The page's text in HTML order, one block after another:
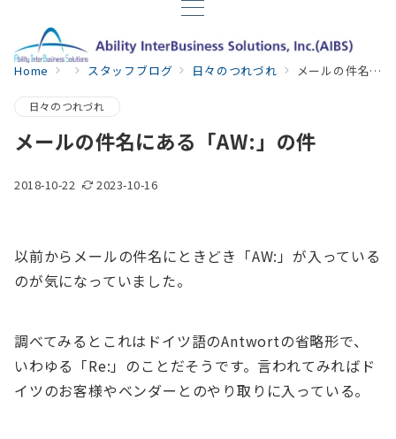
Home スタッフブログ 日々のつれづれ メールの件名にある「AW:」の件
日々のつれづれ
メールの件名にある「AW:」の件
2018-10-22 2023-10-16
以前からメールの件名にときどき「AW:」が入っている
のが気になっていました。
調べてみるとこれはドイツ語のAntwortの省略形で、
いわゆる「Re:」のことだそうです。言われてみればド
イツのお客様やベンダーとのやり取りに入っている。